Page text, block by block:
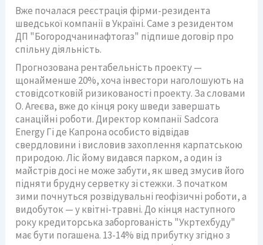
Вже почалася реєстрація фірми-резидента
шведської компанії в Україні. Саме з резидентом
ДП "Богородчанинафтогаз" підпише договір про
спільну діяльність.
Прогнозована рентабельність проекту —
щонайменше 20%, хоча інвестори наголошують на
стовідсотковій ризикованості проекту. За словами
О. Агеєва, вже до кінця року шведи завершать
санаційні роботи. Директор компанії Sadcora
Energy Гі де Капрона особисто відвідав
свердловини і висловив захоплення карпатською
природою. Ліс йому видався парком, а один із
майстрів досі не може забути, як швед змусив його
підняти брудну серветку зі стежки. З початком
зими почнуться розвідувальні геофізичні роботи, а
видобуток — у квітні-травні. До кінця наступного
року кредиторська заборгованість "Укртехбуду"
має бути погашена. 13-14% від прибутку згідно з